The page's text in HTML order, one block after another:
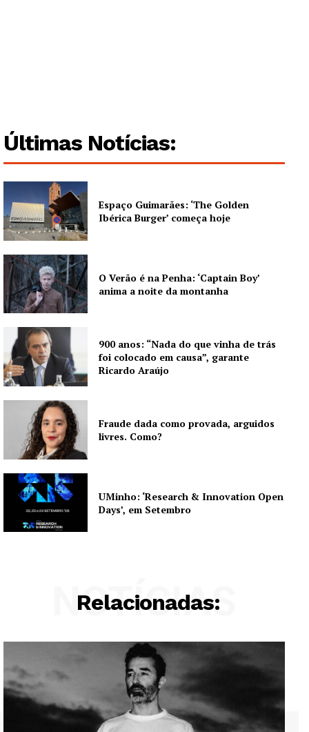
Institucional
Artigos
Edição Digital
Europa
Publicidade
Quero ser Assinante
Últimas Notícias:
Espaço Guimarães: ‘The Golden
Ibérica Burger’ começa hoje
O Verão é na Penha: ‘Captain Boy’
anima a noite da montanha
900 anos: “Nada do que vinha de trás
foi colocado em causa”, garante
Ricardo Araújo
Fraude dada como provada, arguidos
livres. Como?
UMinho: ‘Research & Innovation Open
Days’, em Setembro
Relacionadas:
NOTÍCIAS